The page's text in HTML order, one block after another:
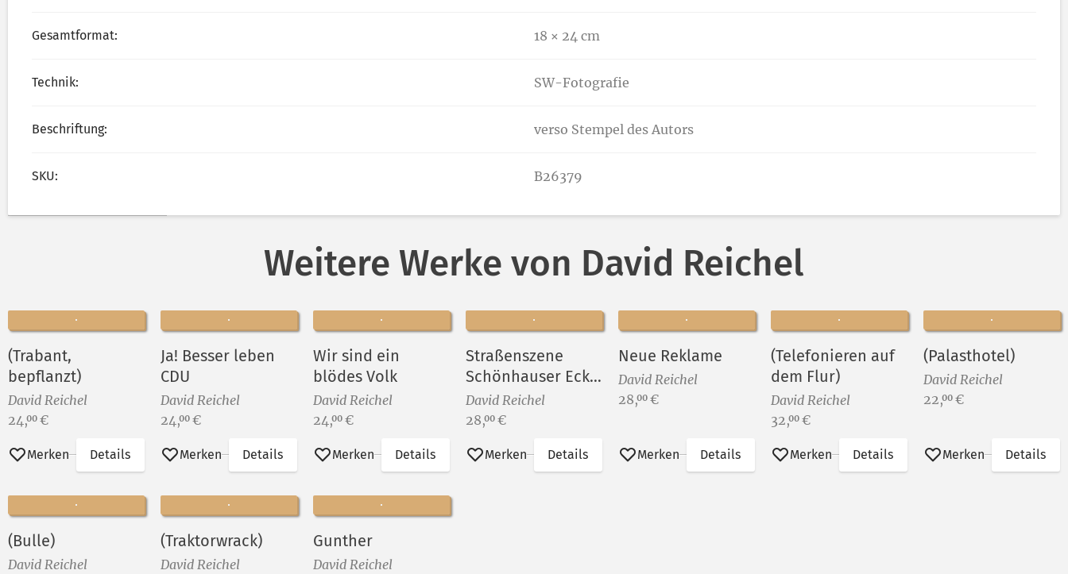
Gesamtformat: 18 × 24 cm
Technik: SW-Fotografie
Beschriftung: verso Stempel des Autors
SKU: B26379
Weitere Werke von David Reichel
(Trabant,
bepflanzt)
David Reichel
Preis:
24,00 €
Merken Details
Ja! Besser leben
CDU
David Reichel
Preis:
24,00 €
Merken Details
Wir sind ein
blödes Volk
David Reichel
Preis:
24,00 €
Merken Details
Straßenszene
Schönhauser Ecke
Dänenstraße
David Reichel
Preis:
28,00 €
Merken Details
Neue Reklame
David Reichel
Preis:
28,00 €
Merken Details
(Telefonieren auf
dem Flur)
David Reichel
Preis:
32,00 €
Merken Details
(Palasthotel)
David Reichel
Preis:
22,00 €
Merken Details
(Bulle)
David Reichel
(Traktorwrack)
David Reichel
Gunther
David Reichel